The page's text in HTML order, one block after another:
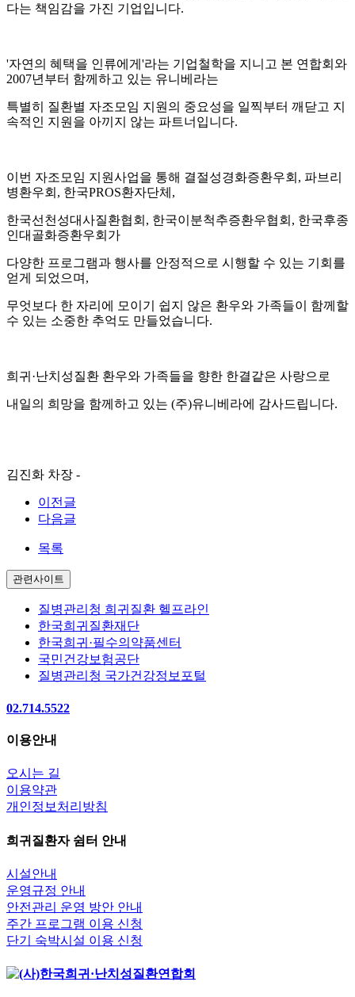
다는 책임감을 가진 기업입니다.
'자연의 혜택을 인류에게'라는 기업철학을 지니고 본 연합회와
2007년부터 함께하고 있는 유니베라는
특별히 질환별 자조모임 지원의 중요성을 일찍부터 깨닫고 지
속적인 지원을 아끼지 않는 파트너입니다.
이번 자조모임 지원사업을 통해 결절성경화증환우회, 파브리
병환우회, 한국PROS환자단체,
한국선천성대사질환협회, 한국이분척추증환우협회, 한국후종
인대골화증환우회가
다양한 프로그램과 행사를 안정적으로 시행할 수 있는 기회를
얻게 되었으며,
무엇보다 한 자리에 모이기 쉽지 않은 환우와 가족들이 함께할
수 있는 소중한 추억도 만들었습니다.
희귀·난치성질환 환우와 가족들을 향한 한결같은 사랑으로
내일의 희망을 함께하고 있는 (주)유니베라에 감사드립니다.
김진화 차장 -
이전글
다음글
목록
관련사이트
질병관리청 희귀질환 헬프라인
한국희귀질환재단
한국희귀·필수의약품센터
국민건강보험공단
질병관리청 국가건강정보포털
02.714.5522
이용안내
오시는 길
이용약관
개인정보처리방침
희귀질환자 쉼터 안내
시설안내
운영규정 안내
안전관리 운영 방안 안내
주간 프로그램 이용 신청
단기 숙박시설 이용 신청